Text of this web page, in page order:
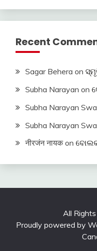
Recent
Sagar Behera on
Subha Narayan on
Subha Narayan
Subha Narayan
नीरजंन नायक on
All
Proudly powered by